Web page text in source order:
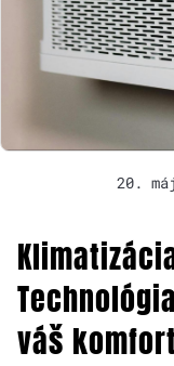
20.
váš komfort